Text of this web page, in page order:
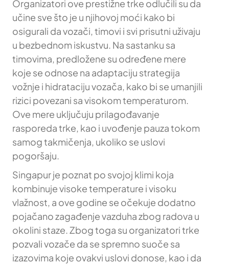
Organizatori ove prestižne trke odlučili su da
učine sve što je u njihovoj moći kako bi
osigurali da vozači, timovi i svi prisutni uživaju
u bezbednom iskustvu. Na sastanku sa
timovima, predložene su određene mere
koje se odnose na adaptaciju strategija
vožnje i hidrataciju vozača, kako bi se umanjili
rizici povezani sa visokom temperaturom.
Ove mere uključuju prilagođavanje
rasporeda trke, kao i uvođenje pauza tokom
samog takmičenja, ukoliko se uslovi
pogoršaju.
Singapur je poznat po svojoj klimi koja
kombinuje visoke temperature i visoku
vlažnost, a ove godine se očekuje dodatno
pojačano zagađenje vazduha zbog radova u
okolini staze. Zbog toga su organizatori trke
pozvali vozače da se spremno suoče sa
izazovima koje ovakvi uslovi donose, kao i da